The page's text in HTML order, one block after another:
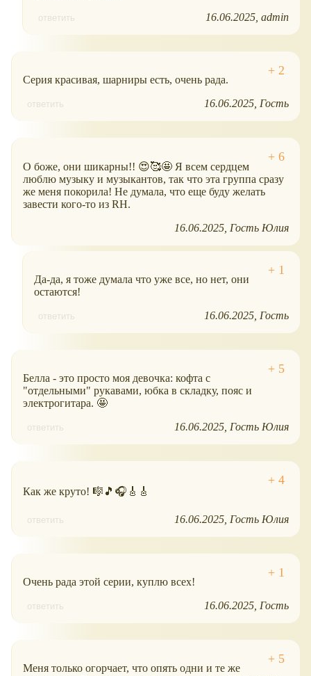
ответить 16.06.2025 admin
Серия красивая, шарниры есть, очень рада.
ответить 16.06.2025 Гость
О боже, они шикарны!! 😍🥰🤩 Я всем сердцем
люблю музыку и музыкантов, так что эта группа сразу
же меня покорила! Не думала, что еще буду желать
завести кого-то из RH.
16.06.2025 Гость Юлия
Да-да, я тоже думала что уже все, но нет, они
остаются!
ответить 16.06.2025 Гость
Белла - это просто моя девочка: кофта с
"отдельными" рукавами, юбка в складку, пояс и
электрогитара. 🤩
ответить 16.06.2025 Гость Юлия
Как же круто! 🎼🎵🎧🎸🎸
ответить 16.06.2025 Гость Юлия
Очень рада этой серии, куплю всех!
ответить 16.06.2025 Гость
Меня только огорчает, что опять одни и те же